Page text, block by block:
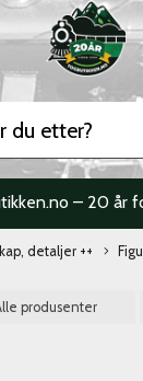
– 20 år
detaljer ++